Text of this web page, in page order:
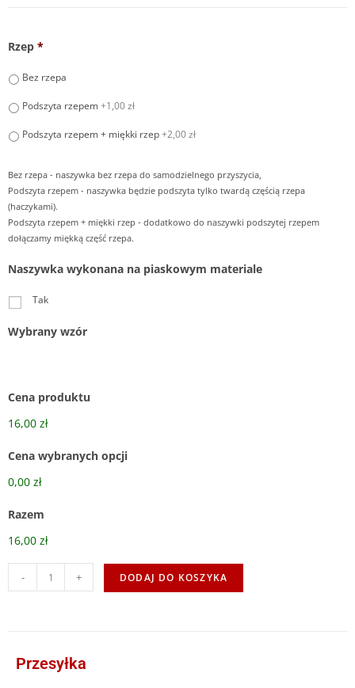
Rzep *
Bez rzepa
Podszyta rzepem+1,00 zł
Podszyta rzepem + miękki rzep+2,00 zł
Bez rzepa - naszywka bez rzepa do samodzielnego przyszycia,
Podszyta rzepem - naszywka będzie podszyta tylko twardą częścią rzepa
(haczykami).
Podszyta rzepem + miękki rzep - dodatkowo do naszywki podszytej rzepem
dołączamy miękką część rzepa.
Naszywka wykonana na piaskowym materiale
Tak
Wybrany wzór
Cena produktu
16,00 zł
Cena wybranych opcji
0,00 zł
Razem
16,00 zł
- + DODAJ DO KOSZYKA
Przesyłka